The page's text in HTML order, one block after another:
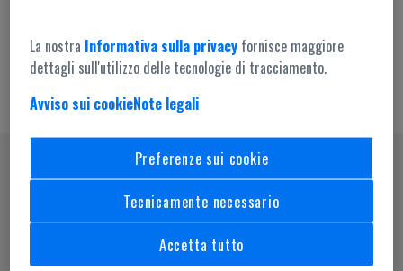
La nostra Informativa sulla privacy fornisce maggiore
dettagli sull'utilizzo delle tecnologie di tracciamento.
Avviso sui cookieNote legali
Preferenze sui cookie
Tecnicamente necessario
Accetta tutto